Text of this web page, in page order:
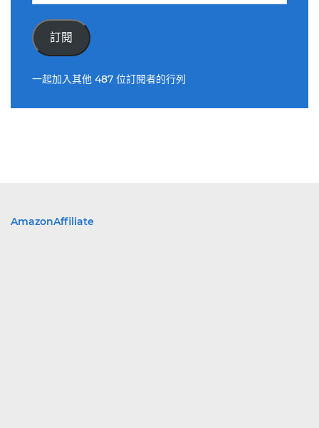
件
位
訂閱
一起加入其他 487 位訂閱者的行列
AmazonAffiliate